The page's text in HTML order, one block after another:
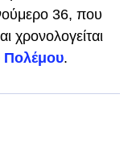
36, που
χρονολογείται
Πολέμου.